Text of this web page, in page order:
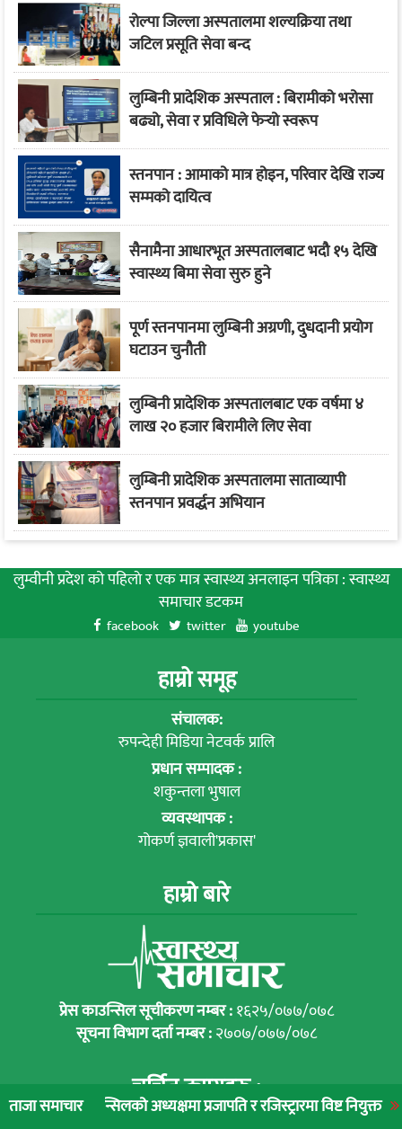
ताजा समाचार
अध्यक्षमा प्रजापति र रजिस्ट्रारमा विष्ट नियुक्त लुम्बिनी
रोल्पा जिल्ला अस्पतालमा शल्यक्रिया तथा
जटिल प्रसूति सेवा बन्द
लुम्बिनी प्रादेशिक अस्पताल : बिरामीको भरोसा
बढ्यो, सेवा र प्रविधिले फेर्‍यो स्वरूप
स्तनपान : आमाको मात्र होइन, परिवार देखि राज्य
सम्मको दायित्व
सैनामैना आधारभूत अस्पतालबाट भदौ १५ देखि
स्वास्थ्य बिमा सेवा सुरु हुने
पूर्ण स्तनपानमा लुम्बिनी अग्रणी, दुधदानी प्रयोग
घटाउन चुनौती
लुम्बिनी प्रादेशिक अस्पतालबाट एक वर्षमा ४
लाख २० हजार बिरामीले लिए सेवा
लुम्बिनी प्रादेशिक अस्पतालमा साताव्यापी
स्तनपान प्रवर्द्धन अभियान
लुम्वीनी प्रदेश को पहिलाे र एक मात्र स्वास्थ्य अनलाइन पत्रिका : स्वास्थ्य
समाचार डटकम
facebook twitter youtube
हाम्रो समूह
संचालक:
रुपन्देही मिडिया नेटवर्क प्रालि
प्रधान सम्पादक :
शकुन्तला भुषाल
व्यवस्थापक :
गोकर्ण ज्ञवाली'प्रकास'
हाम्रो बारे
प्रेस काउन्सिल सूचीकरण नम्बर :१६२५/०७७/०७८
सूचना विभाग दर्ता नम्बर :२७०७/०७७/०७८
चर्चित ट्यागहरु :